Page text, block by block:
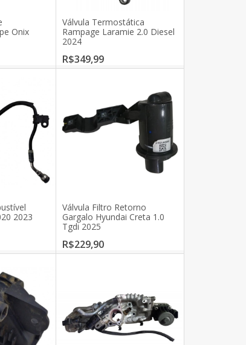
Onix
Válvula Termostática
Rampage Laramie 2.0 Diesel
2024
R$349,99
2023
Válvula Filtro Retorno
Gargalo Hyundai Creta 1.0
Tgdi 2025
R$229,90